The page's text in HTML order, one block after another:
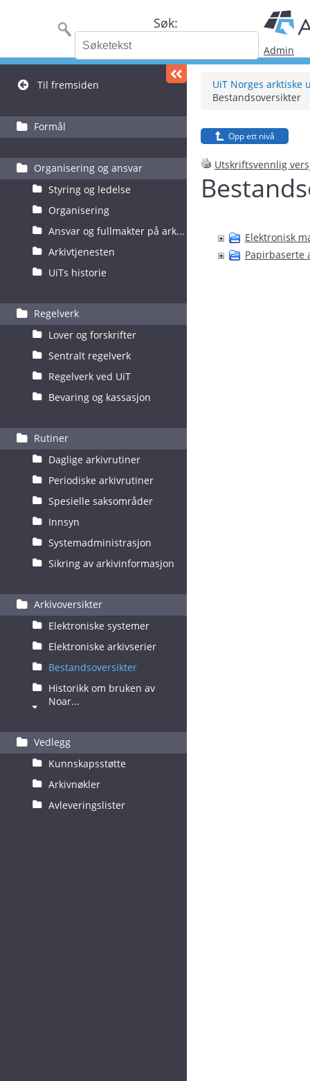
Søk:
Admin
Til fremsiden
Formål
Organisering og ansvar
Styring og ledelse
Organisering
Ansvar og fullmakter på ark...
Arkivtjenesten
UiTs historie
Regelverk
Lover og forskrifter
Sentralt regelverk
Regelverk ved UiT
Bevaring og kassasjon
Rutiner
Daglige arkivrutiner
Periodiske arkivrutiner
Spesielle saksområder
Innsyn
Systemadministrasjon
Sikring av arkivinformasjon
Arkivoversikter
Elektroniske systemer
Elektroniske arkivserier
Bestandsoversikter
Historikk om bruken av
Noar...
Vedlegg
Kunnskapsstøtte
Arkivnøkler
Avleveringslister
UiT Norges arktiske
Bestandsoversikter
Opp ett nivå
Utskriftsvennlig
Elektronisk
Papirbaserte